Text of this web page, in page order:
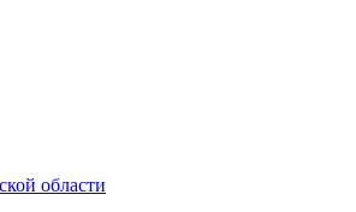
области